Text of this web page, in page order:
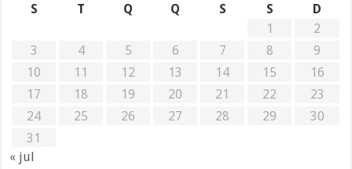
S
T Q Q S S
D
1
2
3
4 5 6 7 8
9
10
11 12 13 14 15
16
17
18 19 20 21 22
23
24
25 26 27 28 29
30
31
« jul